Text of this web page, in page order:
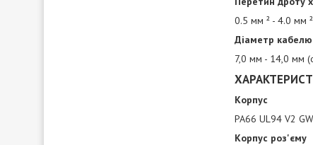
0.5 мм ² - 4.0 мм ²
Діаметр кабелю
7,0 мм - 14,0 мм
Корпус
PA66 UL94 V2
Корпус роз'єму